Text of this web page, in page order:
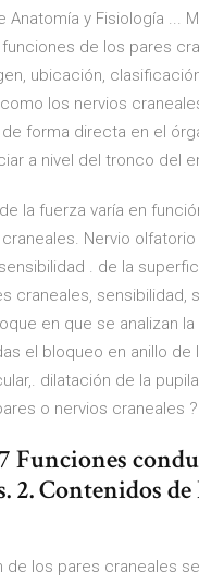
Anatomía y Fisiología ...
de los pares
ubicación,
los nervios
forma directa en el
a nivel del tronco del
la fuerza varía en
Nervio
. de la
craneales,
en que se analizan
el bloqueo en anillo
dilatación de la
o nervios craneales ?
Funciones
2. Contenidos
de los pares craneales